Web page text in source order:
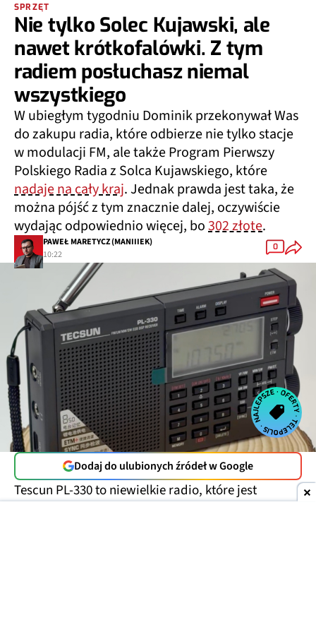
SPRZĘT
Nie tylko Solec Kujawski, ale
nawet krótkofalówki. Z tym
radiem posłuchasz niemal
wszystkiego
W ubiegłym tygodniu Dominik przekonywał Was
do zakupu radia, które odbierze nie tylko stacje
w modulacji FM, ale także Program Pierwszy
Polskiego Radia z Solca Kujawskiego, które
nadaje na cały kraj. Jednak prawda jest taka, że
można pójść z tym znacznie dalej, oczywiście
wydając odpowiednio więcej, bo302 złote.
PAWEŁ MARETYCZ (MANIIIEK)
10:22
0
Dodaj do ulubionych źródeł w Google
Tescun PL-330 to niewielkie radio, które jest